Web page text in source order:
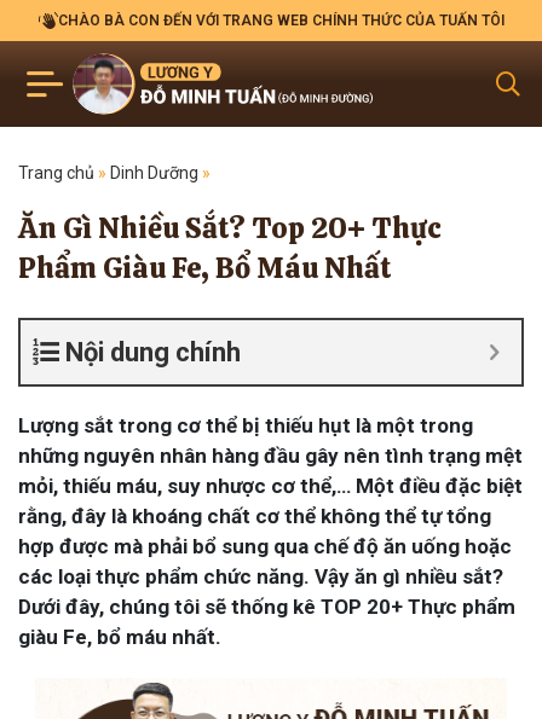
CHÀO BÀ CON ĐẾN VỚI TRANG WEB CHÍNH THỨC CỦA TUẤN TÔI
Trang chủ » Dinh Dưỡng »
Ăn Gì Nhiều Sắt? Top 20+ Thực
Phẩm Giàu Fe, Bổ Máu Nhất
Nội dung chính
Lượng sắt trong cơ thể bị thiếu hụt là một trong
những nguyên nhân hàng đầu gây nên tình trạng mệt
mỏi, thiếu máu, suy nhược cơ thể,… Một điều đặc biệt
rằng, đây là khoáng chất cơ thể không thể tự tổng
hợp được mà phải bổ sung qua chế độ ăn uống hoặc
các loại thực phẩm chức năng. Vậy ăn gì nhiều sắt?
Dưới đây, chúng tôi sẽ thống kê TOP 20+ Thực phẩm
giàu Fe, bổ máu nhất.